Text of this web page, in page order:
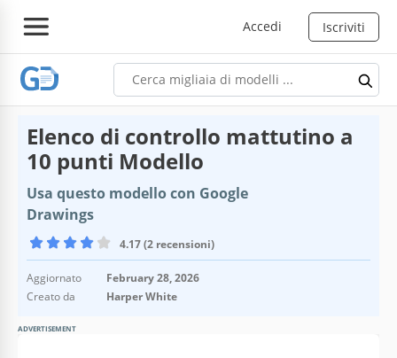
Accedi Iscriviti
Elenco di controllo mattutino a
10 punti Modello
Usa questo modello con Google
Drawings
4.17 (2 recensioni)
Aggiornato
February 28, 2026
Creato da
Harper White
ADVERTISEMENT